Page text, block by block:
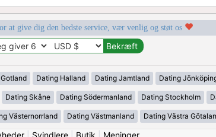
at give dig den bedste service, vær venlig og støt os
Dating Halland Dating Jamtland Dating
Dating Skåne Dating Södermanland Dating Stockholm
Västernorrland Dating Västmanland Dating Västra
| Svindlere| Butik Meninger